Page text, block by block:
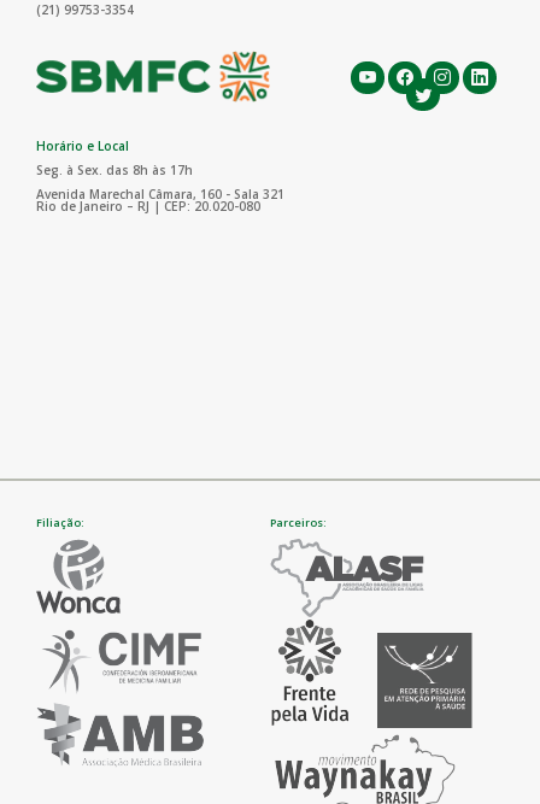
(21) 99753-3354
Horário e Local
Seg. à Sex. das 8h às 17h
Avenida Marechal Câmara, 160 - Sala 321
Rio de Janeiro – RJ | CEP: 20.020-080
Filiação: Parceiros: